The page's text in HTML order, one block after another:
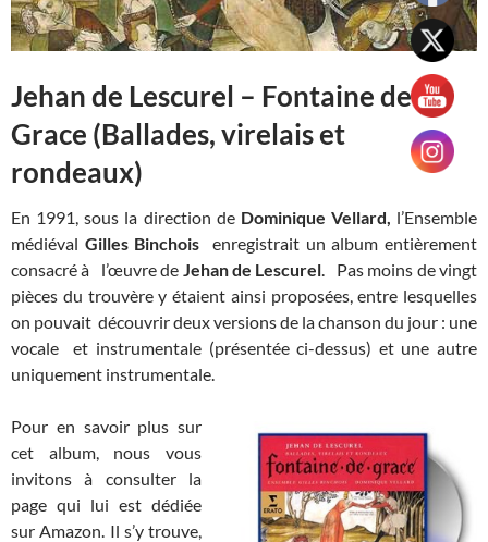
Jehan de Lescurel – Fontaine de
Grace (Ballades, virelais et
rondeaux)
En 1991, sous la direction de Dominique Vellard, l’Ensemble
médiéval Gilles Binchois enregistrait un album entièrement
consacré à l’œuvre de Jehan de Lescurel. Pas moins de vingt
pièces du trouvère y étaient ainsi proposées, entre lesquelles
on pouvait découvrir deux versions de la chanson du jour : une
vocale et instrumentale (présentée ci-dessus) et une autre
uniquement instrumentale.
Pour en savoir plus sur
cet album, nous vous
invitons à consulter la
page qui lui est dédiée
sur Amazon. Il s’y trouve,